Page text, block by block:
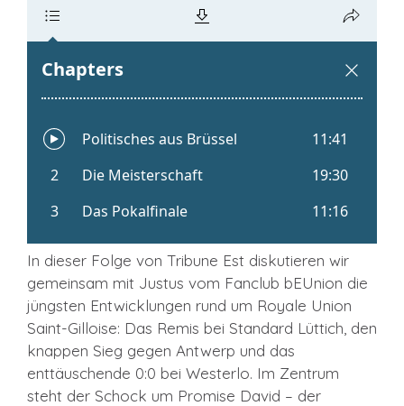
In dieser Folge von Tribune Est diskutieren wir
gemeinsam mit Justus vom Fanclub bEUnion die
jüngsten Entwicklungen rund um Royale Union
Saint-Gilloise: Das Remis bei Standard Lüttich, den
knappen Sieg gegen Antwerp und das
enttäuschende 0:0 bei Westerlo. Im Zentrum
steht der Schock um Promise David – der